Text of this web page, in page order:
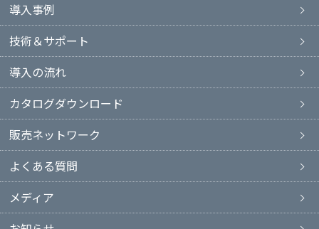
導入事例
技術＆サポート
導入の流れ
カタログダウンロード
販売ネットワーク
よくある質問
メディア